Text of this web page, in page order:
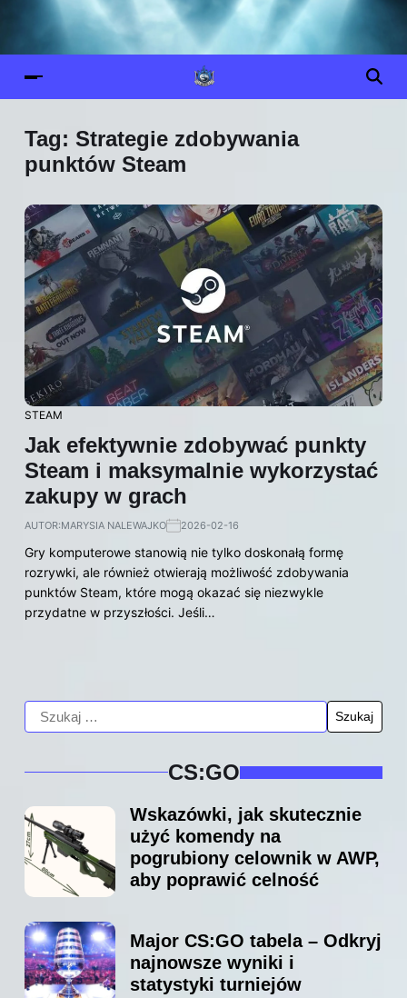
Tag: Strategie zdobywania
punktów Steam
STEAM
Jak efektywnie zdobywać punkty
Steam i maksymalnie wykorzystać
zakupy w grach
AUTOR:MARYSIA NALEWAJKO 2026-02-16
Gry komputerowe stanowią nie tylko doskonałą formę
rozrywki, ale również otwierają możliwość zdobywania
punktów Steam, które mogą okazać się niezwykle
przydatne w przyszłości. Jeśli…
CS:GO
Wskazówki, jak skutecznie
użyć komendy na
pogrubiony celownik w AWP,
aby poprawić celność
Major CS:GO tabela – Odkryj
najnowsze wyniki i
statystyki turniejów